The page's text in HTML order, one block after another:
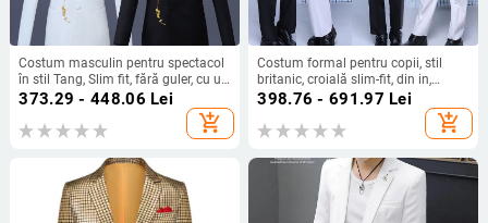
Costum masculin pentru spectacol
în stil Tang, Slim fit, fără guler, cu un
nasture, 90% poliester amestec,
sezoanele
373.29 - 448.06 Lei
add_shopping_cart
Costum formal pentru copii, stil
britanic, croială slim-fit, din in,
sacou cu nasturi pe un rând
398.76 - 691.97 Lei
add_shopping_cart